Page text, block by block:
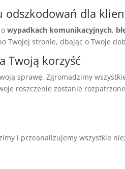
odszkodowań dla
owypadkach komunikacyjnych,
Twojej stronie, dbając o Twoje
Twoją korzyść
sprawę. Zgromadzimy
roszczenie zostanie
i przeanalizujemy wszystkie